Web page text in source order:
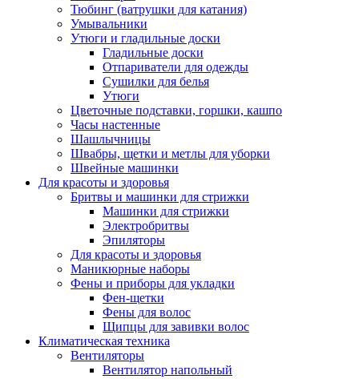
Тюбинг (ватрушки для катания)
Умывальники
Утюги и гладильные доски
Гладильные доски
Отпариватели для одежды
Сушилки для белья
Утюги
Цветочные подставки, горшки, кашпо
Часы настенные
Шашлычницы
Швабры, щетки и метлы для уборки
Швейные машинки
Для красоты и здоровья
Бритвы и машинки для стрижки
Машинки для стрижки
Электробритвы
Эпиляторы
Для красоты и здоровья
Маникюрные наборы
Фены и приборы для укладки
Фен-щетки
Фены для волос
Щипцы для завивки волос
Климатическая техника
Вентиляторы
Вентилятор напольный